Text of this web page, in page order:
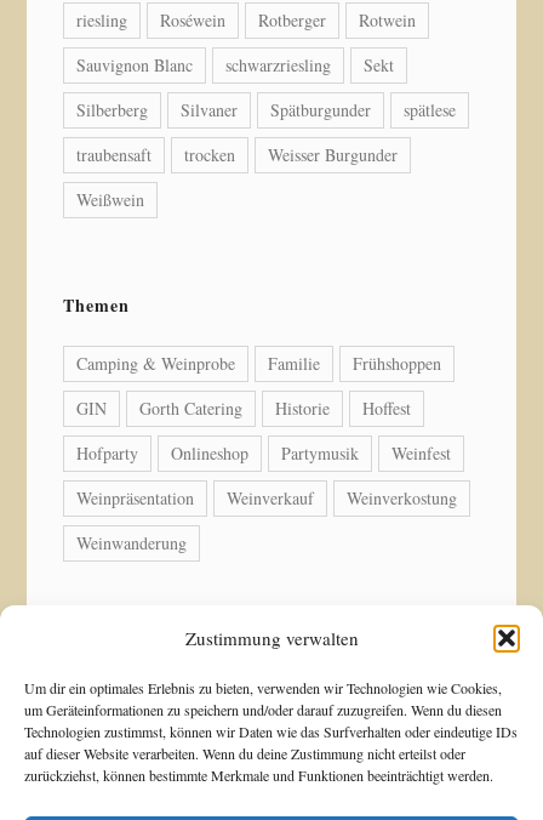
Zustimmung verwalten
Um dir ein optimales Erlebnis zu bieten, verwenden wir Technologien wie Cookies,
um Geräteinformationen zu speichern und/oder darauf zuzugreifen. Wenn du diesen
Technologien zustimmst, können wir Daten wie das Surfverhalten oder eindeutige IDs
auf dieser Website verarbeiten. Wenn du deine Zustimmung nicht erteilst oder
zurückziehst, können bestimmte Merkmale und Funktionen beeinträchtigt werden.
riesling
Roséwein Rotberger
Rotwein
Sauvignon Blanc
schwarzriesling
Sekt
Silberberg
Silvaner Spätburgunder
spätlese
traubensaft
trocken
Weisser Burgunder
Weißwein
Themen
Camping & Weinprobe Familie
Frühshoppen
GIN
Gorth Catering Historie
Hoffest
Hofparty
Onlineshop Partymusik
Weinfest
Weinpräsentation
Weinverkauf
Weinverkostung
Weinwanderung
© Copyright 2026 Weingut Acker-Holdenried. Alle
Rechte vorbehalten.